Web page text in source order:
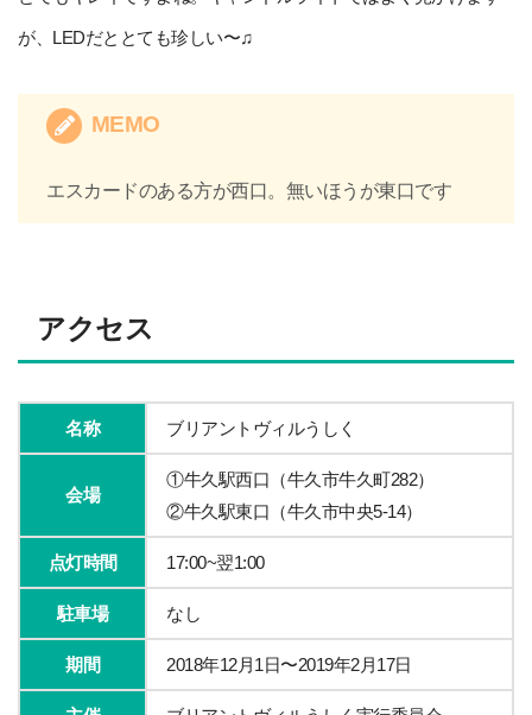
が、LEDだととても珍しい〜♫
MEMO
エスカードのある方が西口。無いほうが東口です
アクセス
名称 ブリアントヴィルうしく
会場
①牛久駅西口（牛久市牛久町282）
②牛久駅東口（牛久市中央5-14）
点灯時間 17:00~翌1:00
駐車場 なし
期間 2018年12月1日〜2019年2月17日